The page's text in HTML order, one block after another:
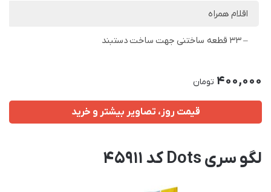
اقلام همراه
– 33 قطعه ساختنی جهت ساخت دستبند
400,000 تومان
قیمت روز، تصاویر بیشتر و خرید
لگو سری Dots کد 45911